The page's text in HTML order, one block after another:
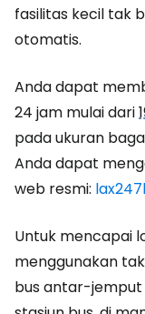
fasilitas kecil tak
otomatis.
Anda dapat
24 jam mulai dari
pada ukuran
Anda dapat
web resmi:
Untuk mencapai
menggunakan
bus antar-jemput